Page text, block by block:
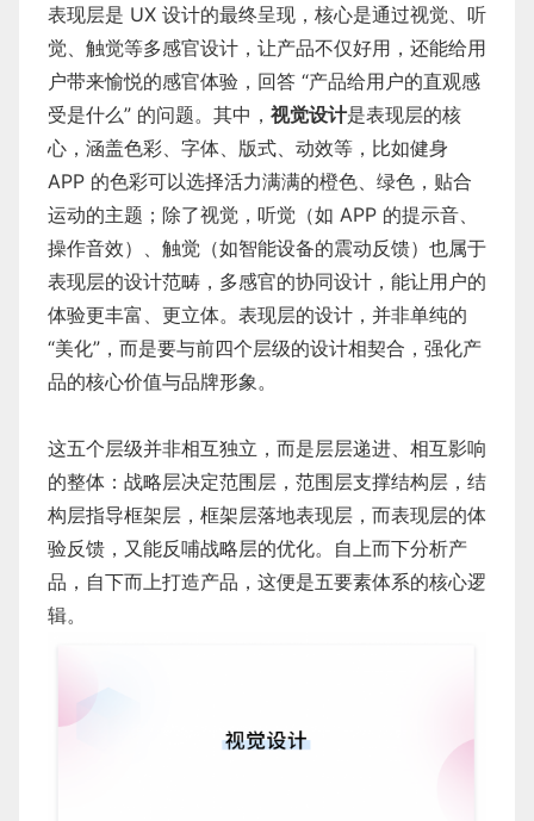
表现层是 UX 设计的最终呈现，核心是通过视觉、听
觉、触觉等多感官设计，让产品不仅好用，还能给用
户带来愉悦的感官体验，回答 “产品给用户的直观感
受是什么” 的问题。其中， 视觉设计是表现层的核
心，涵盖色彩、字体、版式、动效等，比如健身
APP 的色彩可以选择活力满满的橙色、绿色，贴合
运动的主题；除了视觉，听觉（如 APP 的提示音、
操作音效）、触觉（如智能设备的震动反馈）也属于
表现层的设计范畴，多感官的协同设计，能让用户的
体验更丰富、更立体。表现层的设计，并非单纯的
“美化”，而是要与前四个层级的设计相契合，强化产
品的核心价值与品牌形象。
这五个层级并非相互独立，而是层层递进、相互影响
的整体：战略层决定范围层，范围层支撑结构层，结
构层指导框架层，框架层落地表现层，而表现层的体
验反馈，又能反哺战略层的优化。自上而下分析产
品，自下而上打造产品，这便是五要素体系的核心逻
辑。